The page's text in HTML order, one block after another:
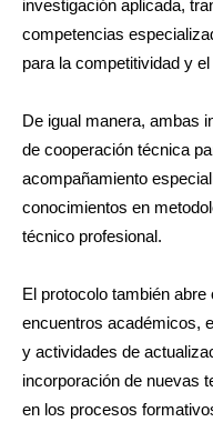
investigación aplicada,
competencias
para la competitividad y
De igual manera, ambas
de cooperación técnica
acompañamiento
conocimientos en
técnico profesional.
El protocolo también
encuentros académicos,
y actividades de
incorporación de nuevas
en los procesos